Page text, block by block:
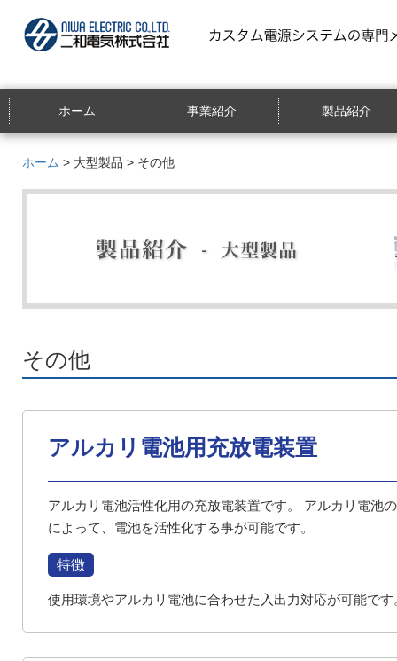
ホーム 事業紹介 製品紹介
ホーム > 大型製品 > その他
その他
アルカリ電池用充放電装置
アルカリ電池活性化用の充放電装置です。 アルカリ電池
によって、電池を活性化する事が可能です。
特徴
使用環境やアルカリ電池に合わせた入出力対応が可能です